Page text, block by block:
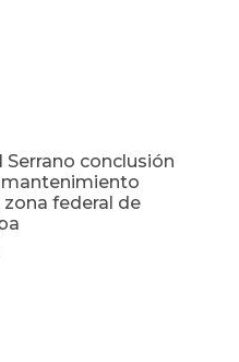
Serrano conclusión
zona federal de